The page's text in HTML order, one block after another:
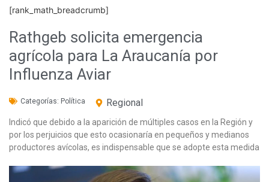
[rank_math_breadcrumb]
Rathgeb solicita emergencia
agrícola para La Araucanía por
Influenza Aviar
Categorías: Política Regional
Indicó que debido a la aparición de múltiples casos en la Región y
por los perjuicios que esto ocasionaría en pequeños y medianos
productores avícolas, es indispensable que se adopte esta medida